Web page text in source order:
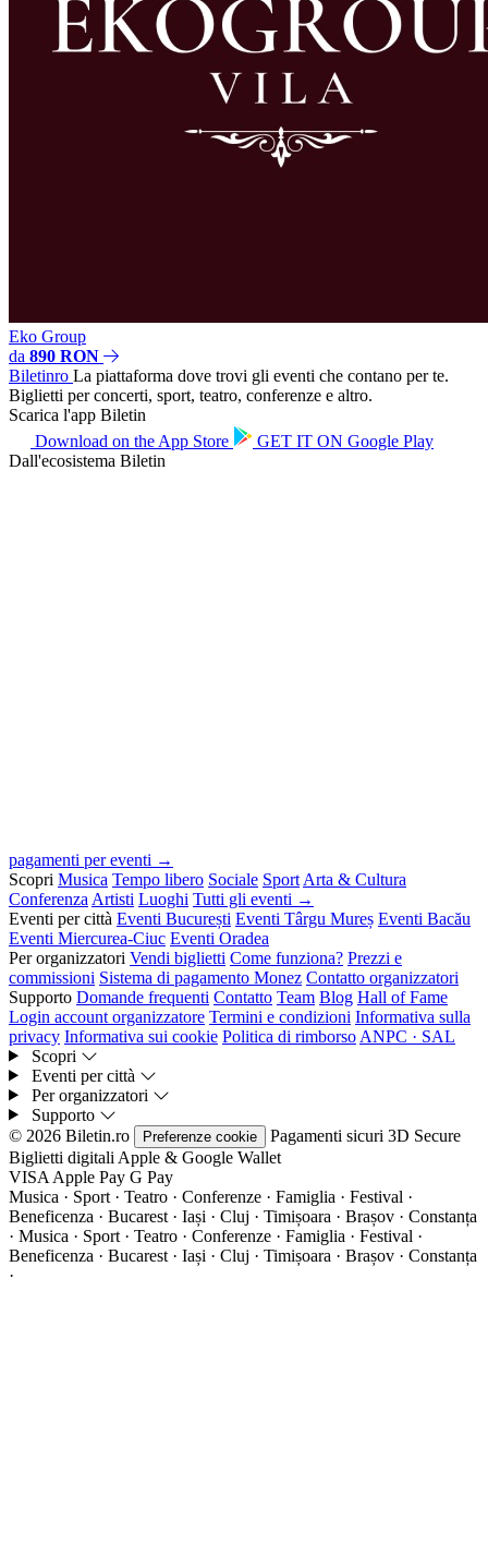
Eko Group
da 890 RON
Biletinro La piattaforma dove trovi gli eventi che contano per te.
Biglietti per concerti, sport, teatro, conferenze e altro.
Scarica l'app Biletin
Download on the App Store GET IT ON Google Play
Dall'ecosistema Biletin
pagamenti per eventi →
Scopri Musica Tempo libero Sociale Sport Arta & Cultura
Conferenza Artisti Luoghi Tutti gli eventi →
Eventi per città Eventi București Eventi Târgu Mureș Eventi Bacău
Eventi Miercurea-Ciuc Eventi Oradea
Per organizzatori Vendi biglietti Come funziona? Prezzi e
commissioni Sistema di pagamento Monez Contatto organizzatori
Supporto Domande frequenti Contatto Team Blog Hall of Fame
Login account organizzatore Termini e condizioni Informativa sulla
privacy Informativa sui cookie Politica di rimborso ANPC · SAL
Scopri
Eventi per città
Per organizzatori
Supporto
© 2026 Biletin.ro
Preferenze cookie Pagamenti sicuri 3D Secure
Biglietti digitali Apple & Google Wallet
VISA Apple Pay G Pay
Musica · Sport · Teatro · Conferenze · Famiglia · Festival ·
Beneficenza · Bucarest · Iași · Cluj · Timișoara · Brașov · Constanța
· Musica · Sport · Teatro · Conferenze · Famiglia · Festival ·
Beneficenza · Bucarest · Iași · Cluj · Timișoara · Brașov · Constanța
·